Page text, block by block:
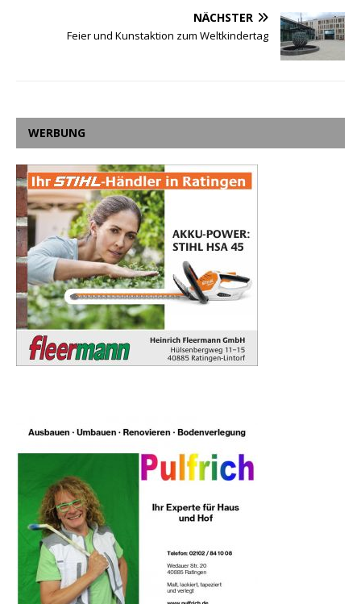
NÄCHSTER
Feier und Kunstaktion zum Weltkindertag
WERBUNG